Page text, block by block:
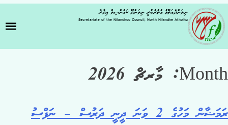
ނިލަންދެއަތޮޅު އުތުރުބުރީ ނިލަންދޫ ކައުންސިލް އިދާރާ
Secretariate of the Nilandhoo Council, North Nilandhe Atholhu
Month: މާރޗް 2026
ރަމަޟާން މަހުގެ 2 ވަނަ ދީނީ ދަރުސް – ނަފްސު